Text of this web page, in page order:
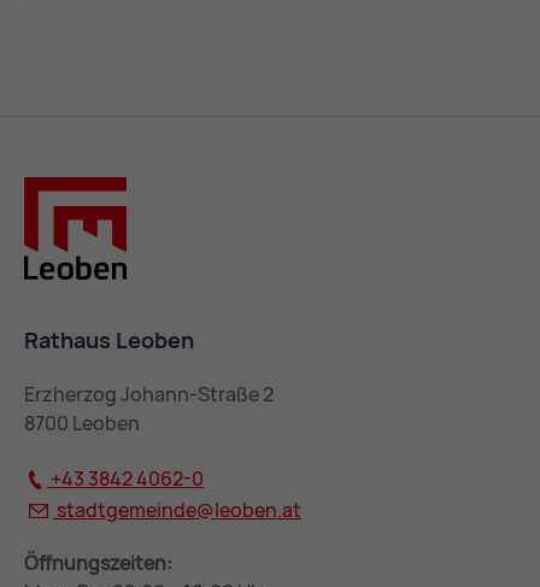
Rathaus Leoben
Erzherzog Johann-Straße 2
8700 Leoben
+43 3842 4062-0
stadtgemeinde@leoben.at
Öffnungszeiten: